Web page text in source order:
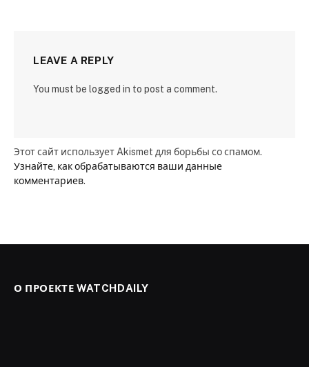
LEAVE A REPLY
You must be logged in to post a comment.
Этот сайт использует Akismet для борьбы со спамом.
Узнайте, как обрабатываются ваши данные
комментариев.
О ПРОЕКТЕ WATCHDAILY